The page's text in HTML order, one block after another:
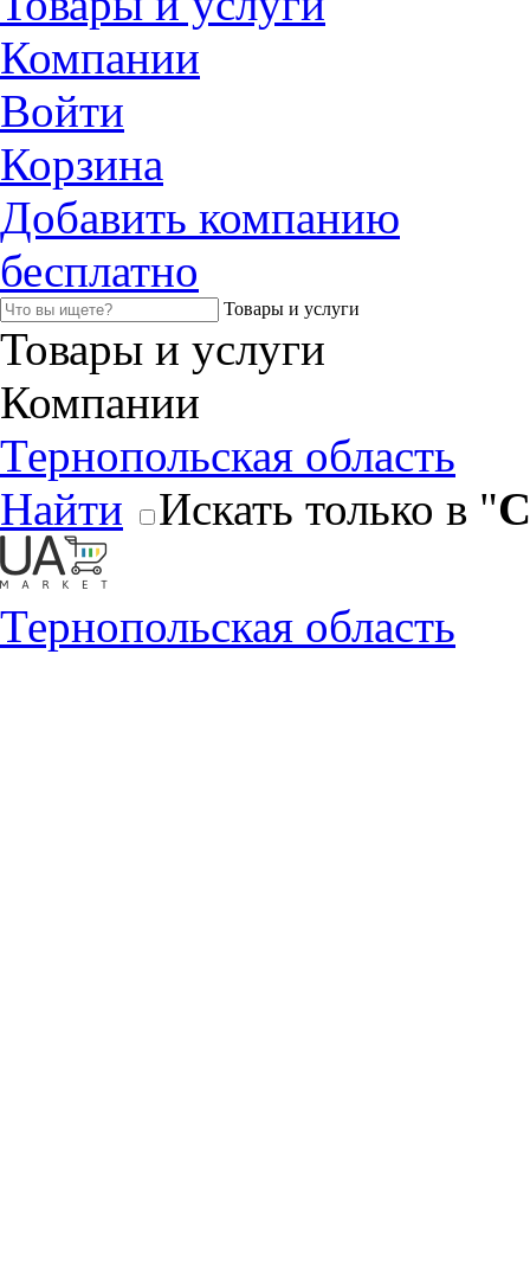
Компании
Войти
Корзина
Добавить компанию
бесплатно
Товары и услуги
Товары и услуги
Компании
Тернопольская область
Найти
Искать только в "
Тернопольская область